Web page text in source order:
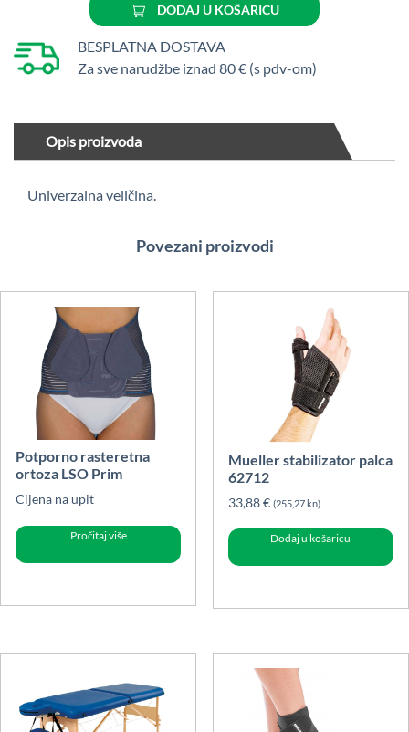
količina
DODAJ U KOŠARICU
BESPLATNA DOSTAVA
Za sve narudžbe iznad 80 € (s pdv-om)
Opis proizvoda
Univerzalna veličina.
Povezani proizvodi
Potporno rasteretna
ortoza LSO Prim
Cijena na upit
Pročitaj više
Mueller stabilizator palca
62712
33,88€ (255,27 kn)
Dodaj u košaricu